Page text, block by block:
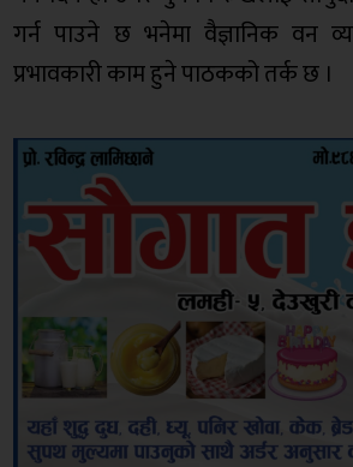
गर्न पाउने छ भनेमा वैज्ञानिक वन
प्रभावकारी काम हुने पाठकको तर्क छ ।